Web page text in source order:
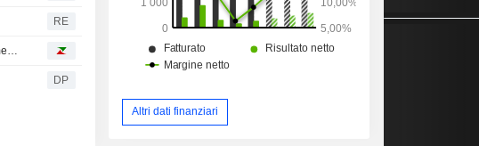
RE
Sartorius Stedim Biotech registra ricavi e redditività in crescita nel primo semestre
DP
Altri dati finanziari